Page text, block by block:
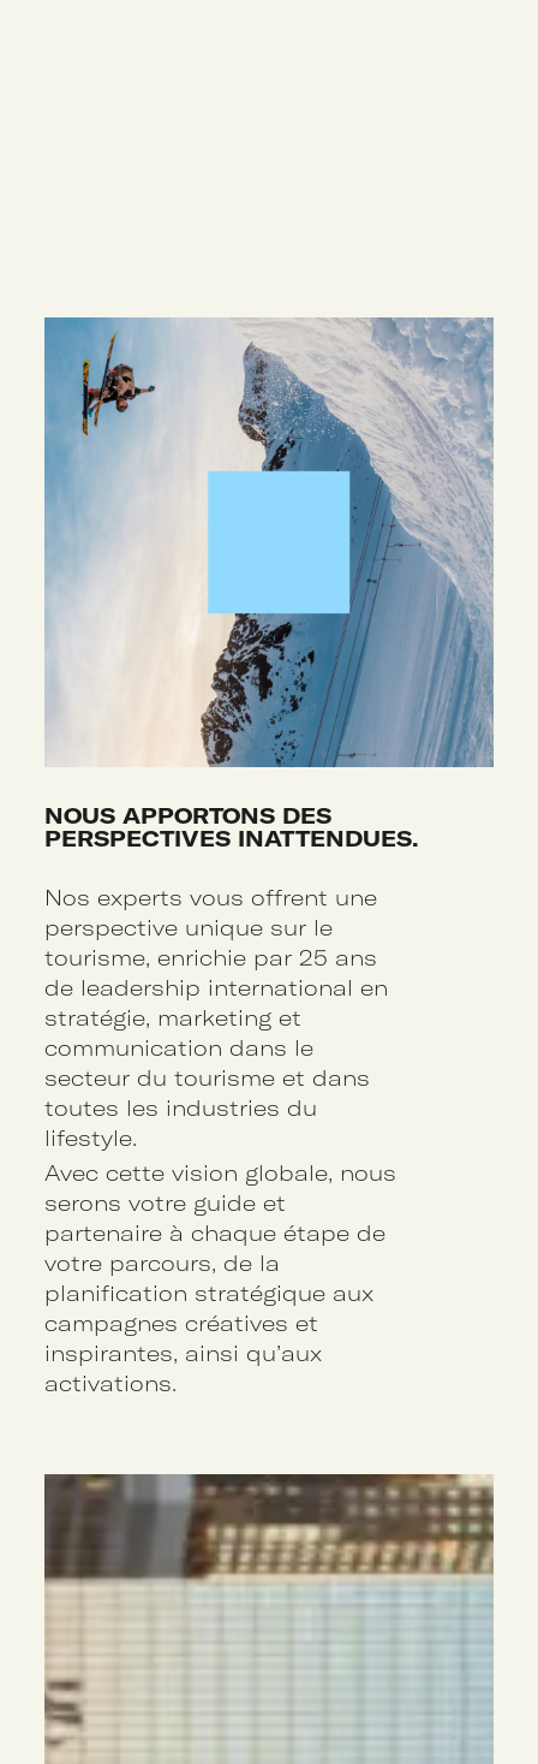
NOUS APPORTONS DES
PERSPECTIVES INATTENDUES.
Nos experts vous offrent une
perspective unique sur le
tourisme, enrichie par 25 ans
de leadership international en
stratégie, marketing et
communication dans le
secteur du tourisme et dans
toutes les industries du
lifestyle.
Avec cette vision globale, nous
serons votre guide et
partenaire à chaque étape de
votre parcours, de la
planification stratégique aux
campagnes créatives et
inspirantes, ainsi qu’aux
activations.